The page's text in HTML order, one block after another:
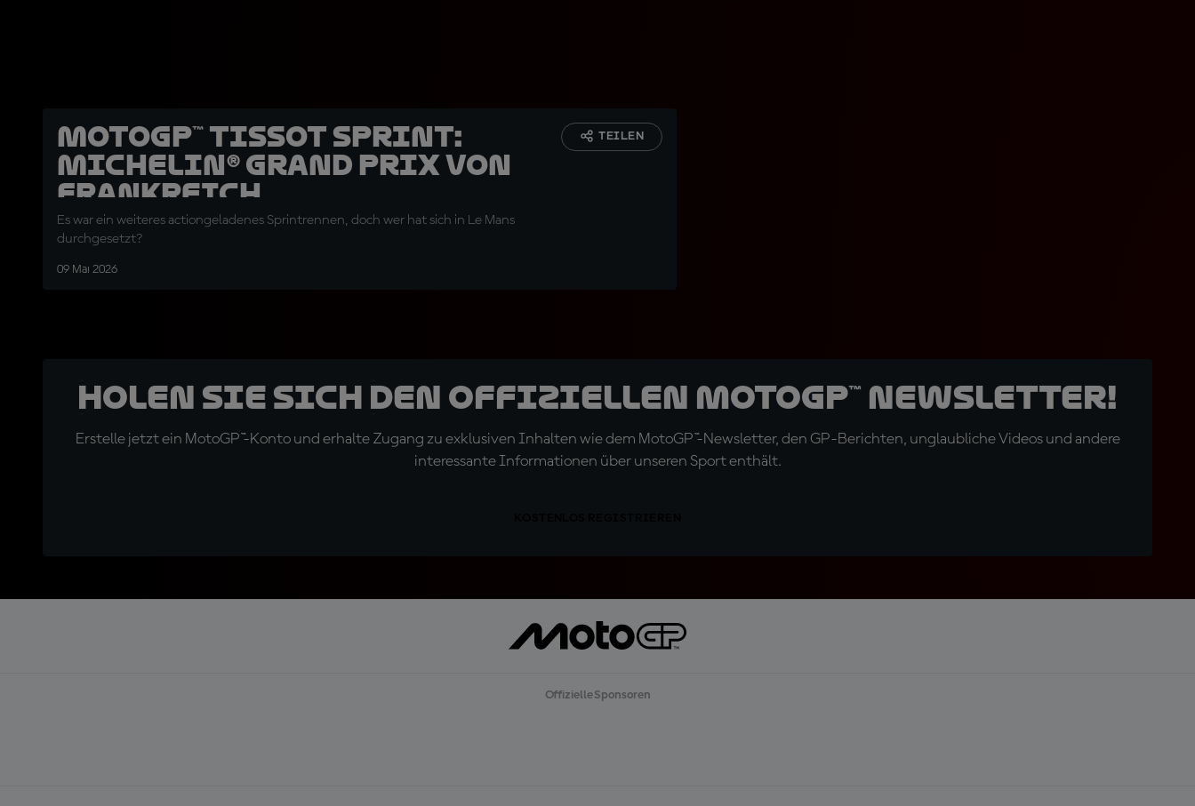
MotoGP™ Tissot Sprint:
Michelin® Grand Prix von
Frankreich
Es war ein weiteres actiongeladenes Sprintrennen, doch wer hat sich in Le Mans
durchgesetzt?
09 Mai 2026
TEILEN
Holen Sie sich den offiziellen MotoGP™ Newsletter!
Erstelle jetzt ein MotoGP™-Konto und erhalte Zugang zu exklusiven Inhalten wie dem MotoGP™-Newsletter, den GP-Berichten, unglaubliche Videos und andere
interessante Informationen über unseren Sport enthält.
Offizielle Sponsoren